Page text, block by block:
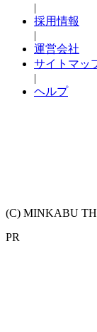
|
採用情報
|
運営会社
サイトマッ
|
ヘルプ
(C) MINKABU
PR